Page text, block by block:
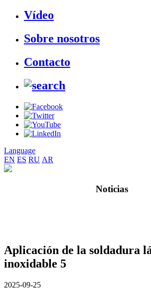
Vídeo
Sobre nosotros
Contacto
Language
EN ES RU AR
Noticias
Aplicación de la soldadura
inoxidable 5
2025-09-25